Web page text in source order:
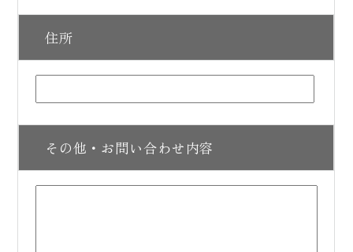
住所
その他・お問い合わせ内容